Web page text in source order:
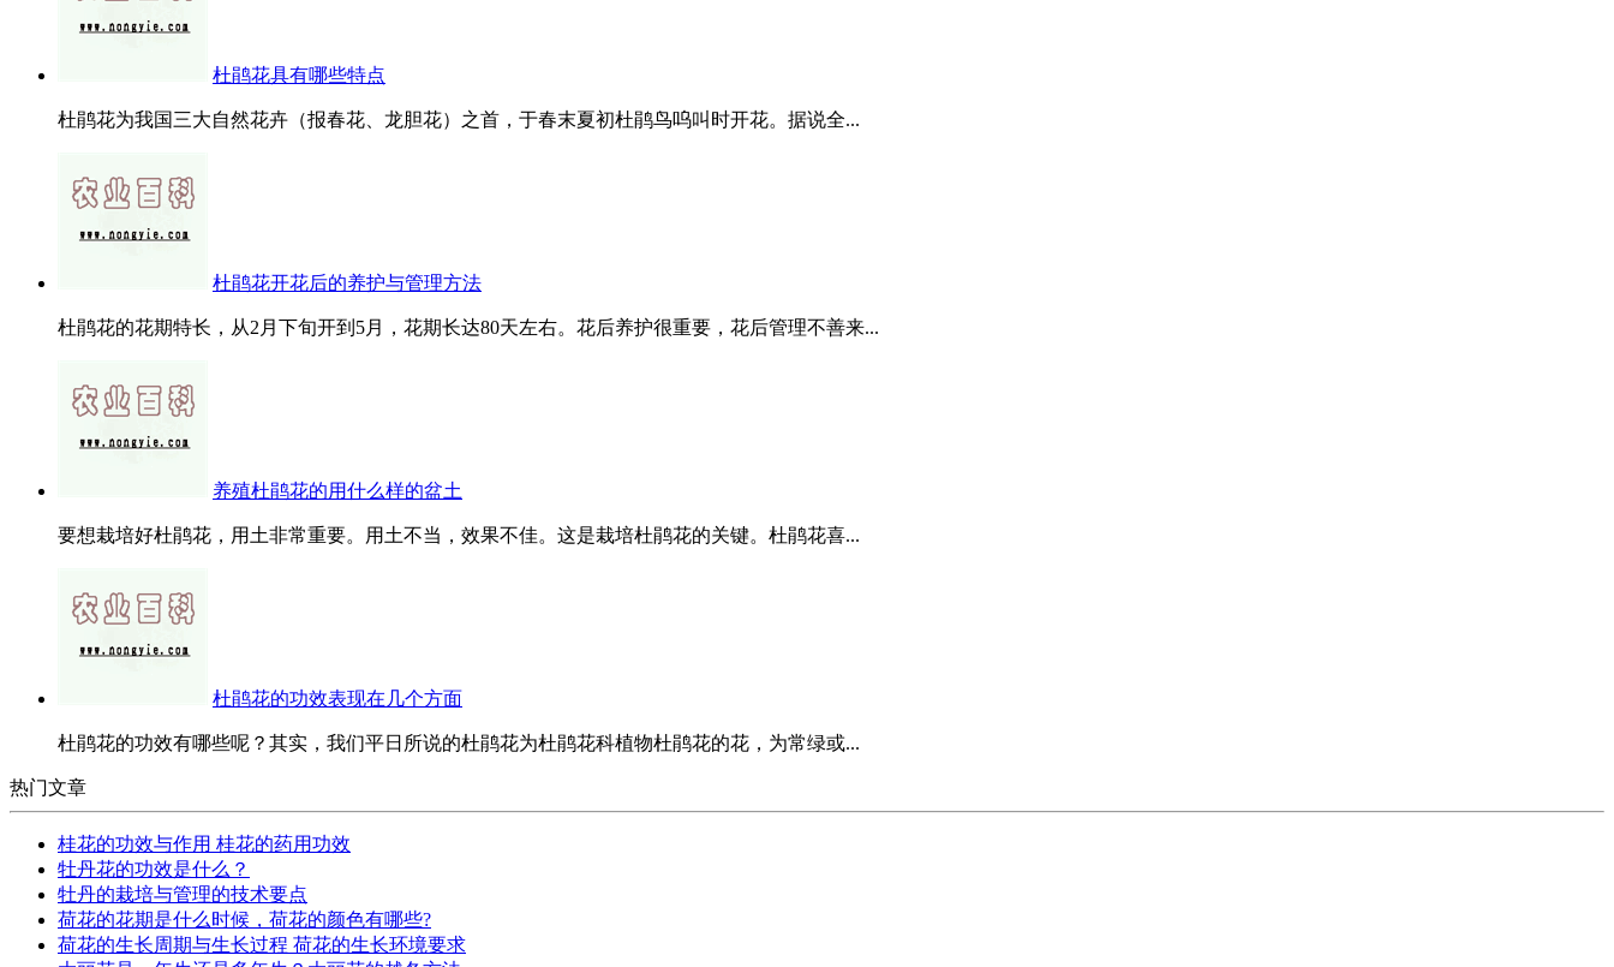
杜鹃花具有哪些特点
杜鹃花为我国三大自然花卉（报春花、龙胆花）之首，于春末夏初杜鹃鸟呜叫时开花。据说全...
杜鹃花开花后的养护与管理方法
杜鹃花的花期特长，从2月下旬开到5月，花期长达80天左右。花后养护很重要，花后管理不善来...
养殖杜鹃花的用什么样的盆土
要想栽培好杜鹃花，用土非常重要。用土不当，效果不佳。这是栽培杜鹃花的关键。杜鹃花喜...
杜鹃花的功效表现在几个方面
杜鹃花的功效有哪些呢？其实，我们平日所说的杜鹃花为杜鹃花科植物杜鹃花的花，为常绿或...
热门文章
桂花的功效与作用 桂花的药用功效
牡丹花的功效是什么？
牡丹的栽培与管理的技术要点
荷花的花期是什么时候，荷花的颜色有哪些?
荷花的生长周期与生长过程 荷花的生长环境要求